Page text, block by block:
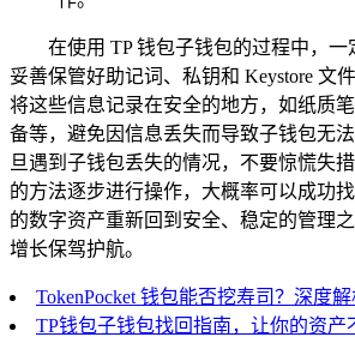
在使用 TP 钱包子钱包的过程中，
妥善保管好助记词、私钥和 Keystore 文
将这些信息记录在安全的地方，如纸质
备等，避免因信息丢失而导致子钱包无
旦遇到子钱包丢失的情况，不要惊慌失
的方法逐步进行操作，大概率可以成功
的数字资产重新回到安全、稳定的管理
增长保驾护航。
TokenPocket 钱包能否挖寿司？深度
TP钱包子钱包找回指南，让你的资产